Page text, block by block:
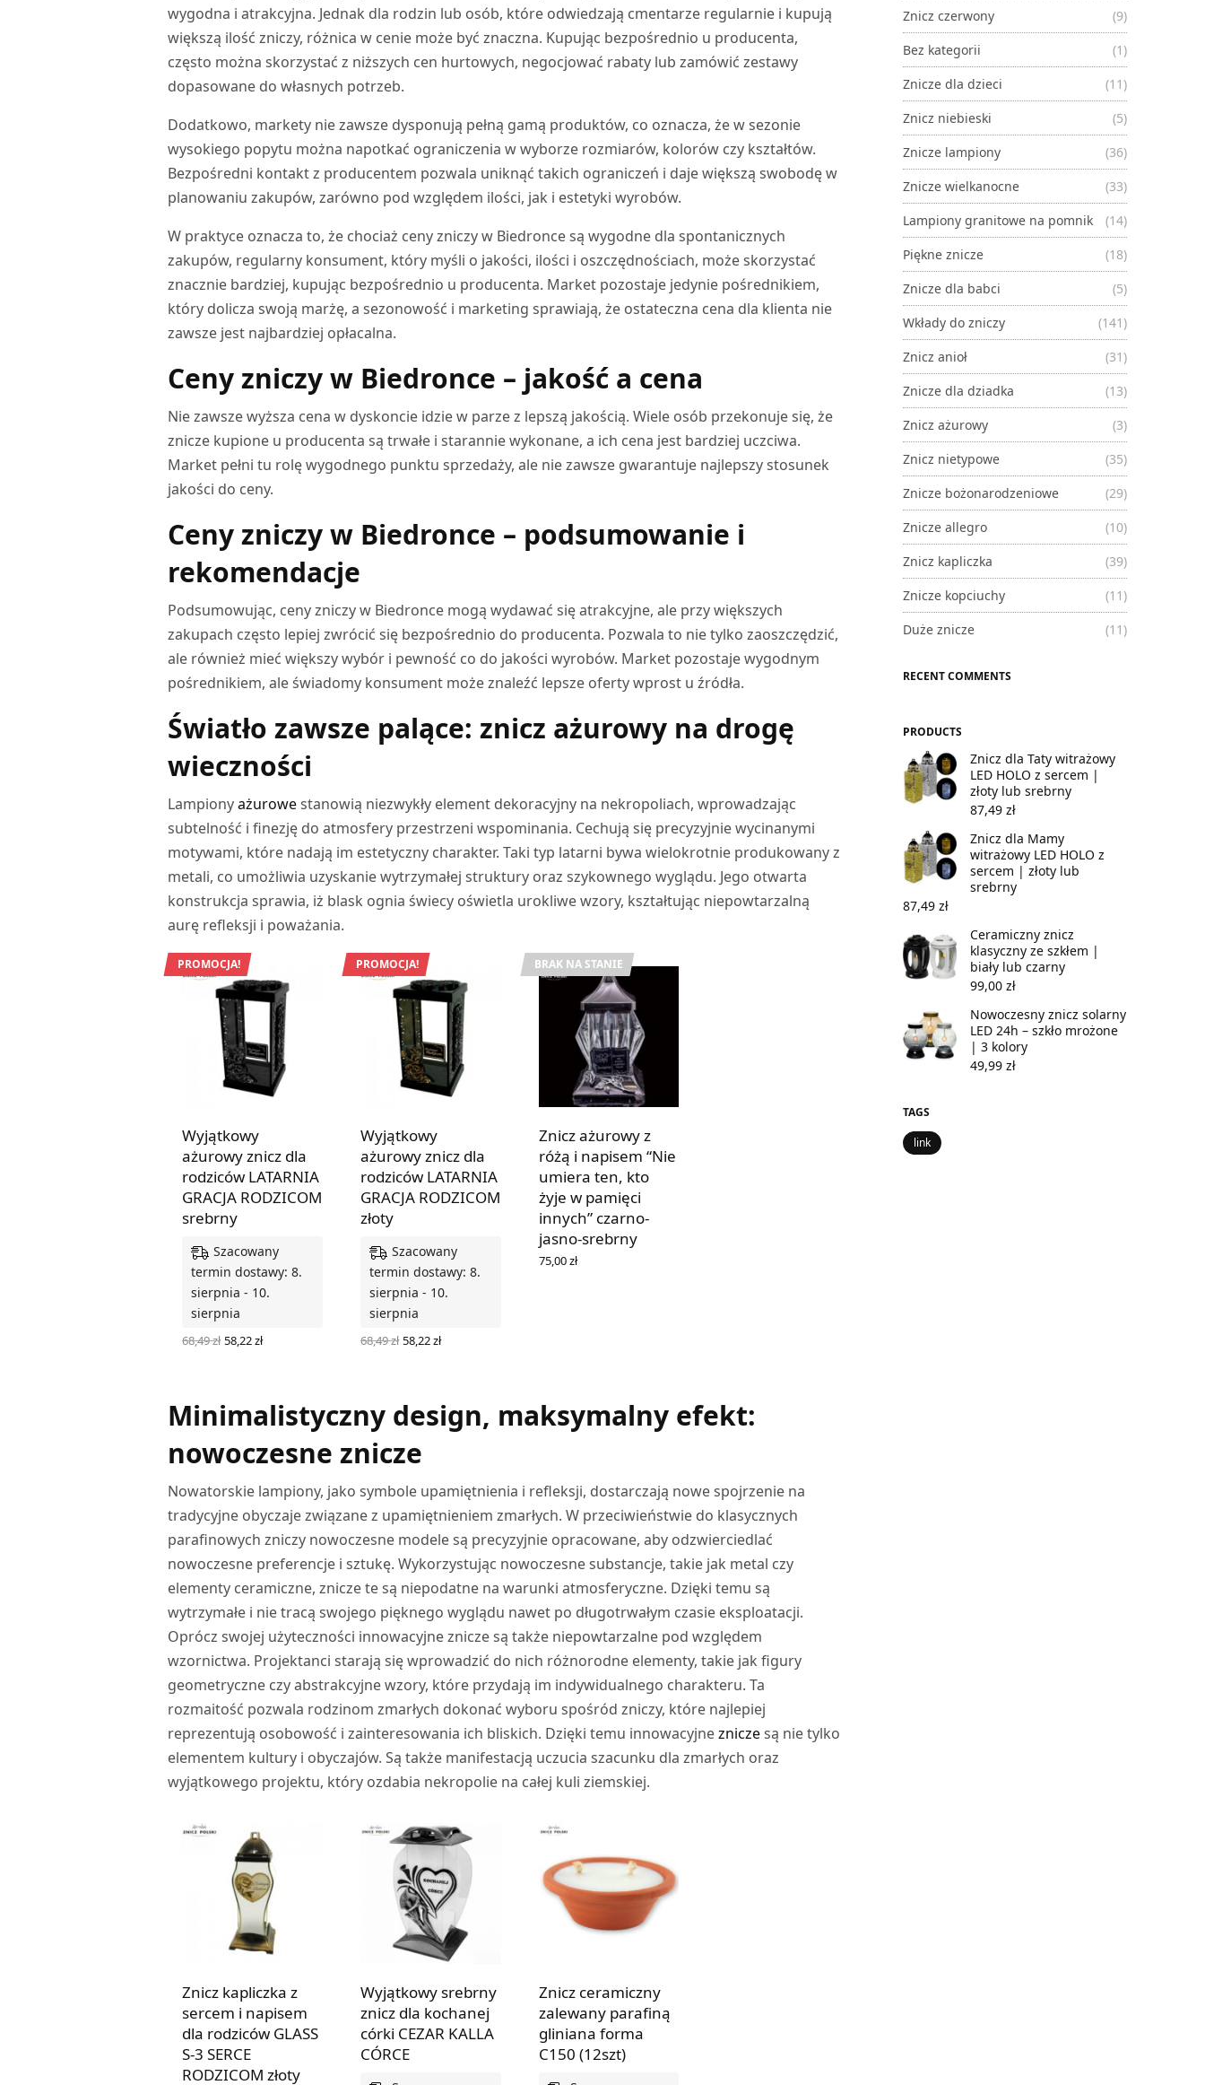
wygodna i atrakcyjna. Jednak dla rodzin lub osób, które odwiedzają cmentarze regularnie i kupują
większą ilość zniczy, różnica w cenie może być znaczna. Kupując bezpośrednio u producenta,
często można skorzystać z niższych cen hurtowych, negocjować rabaty lub zamówić zestawy
dopasowane do własnych potrzeb.
Dodatkowo, markety nie zawsze dysponują pełną gamą produktów, co oznacza, że w sezonie
wysokiego popytu można napotkać ograniczenia w wyborze rozmiarów, kolorów czy kształtów.
Bezpośredni kontakt z producentem pozwala uniknąć takich ograniczeń i daje większą swobodę w
planowaniu zakupów, zarówno pod względem ilości, jak i estetyki wyrobów.
W praktyce oznacza to, że chociaż ceny zniczy w Biedronce są wygodne dla spontanicznych
zakupów, regularny konsument, który myśli o jakości, ilości i oszczędnościach, może skorzystać
znacznie bardziej, kupując bezpośrednio u producenta. Market pozostaje jedynie pośrednikiem,
który dolicza swoją marżę, a sezonowość i marketing sprawiają, że ostateczna cena dla klienta nie
zawsze jest najbardziej opłacalna.
Ceny zniczy w Biedronce – jakość a cena
Nie zawsze wyższa cena w dyskoncie idzie w parze z lepszą jakością. Wiele osób przekonuje się, że
znicze kupione u producenta są trwałe i starannie wykonane, a ich cena jest bardziej uczciwa.
Market pełni tu rolę wygodnego punktu sprzedaży, ale nie zawsze gwarantuje najlepszy stosunek
jakości do ceny.
Ceny zniczy w Biedronce – podsumowanie i
rekomendacje
Podsumowując, ceny zniczy w Biedronce mogą wydawać się atrakcyjne, ale przy większych
zakupach często lepiej zwrócić się bezpośrednio do producenta. Pozwala to nie tylko zaoszczędzić,
ale również mieć większy wybór i pewność co do jakości wyrobów. Market pozostaje wygodnym
pośrednikiem, ale świadomy konsument może znaleźć lepsze oferty wprost u źródła.
Światło zawsze palące: znicz ażurowy na drogę
wieczności
Lampionyażurowestanowią niezwykły element dekoracyjny na nekropoliach, wprowadzając
subtelność i finezję do atmosfery przestrzeni wspominania. Cechują się precyzyjnie wycinanymi
motywami, które nadają im estetyczny charakter. Taki typ latarni bywa wielokrotnie produkowany z
metali, co umożliwia uzyskanie wytrzymałej struktury oraz szykownego wyglądu. Jego otwarta
konstrukcja sprawia, iż blask ognia świecy oświetla urokliwe wzory, kształtując niepowtarzalną
aurę refleksji i poważania.
PROMOCJA!
Wyjątkowy
ażurowy znicz dla
rodziców LATARNIA
GRACJA RODZICOM
srebrny
Szacowany
termin dostawy: 8.
sierpnia - 10.
sierpnia
68,49zł Pierwotna
cena
58,22złAktualna
PROMOCJA!
Wyjątkowy
ażurowy znicz dla
rodziców LATARNIA
GRACJA RODZICOM
złoty
Szacowany
termin dostawy: 8.
sierpnia - 10.
sierpnia
68,49zł Pierwotna
cena
58,22złAktualna
BRAK NA STANIE
Znicz ażurowy z
różą i napisem “Nie
umiera ten, kto
żyje w pamięci
innych” czarno-
jasno-srebrny
75,00zł
Minimalistyczny design, maksymalny efekt:
nowoczesne znicze
Nowatorskie lampiony, jako symbole upamiętnienia i refleksji, dostarczają nowe spojrzenie na
tradycyjne obyczaje związane z upamiętnieniem zmarłych. W przeciwieństwie do klasycznych
parafinowych zniczy nowoczesne modele są precyzyjnie opracowane, aby odzwierciedlać
nowoczesne preferencje i sztukę. Wykorzystując nowoczesne substancje, takie jak metal czy
elementy ceramiczne, znicze te są niepodatne na warunki atmosferyczne. Dzięki temu są
wytrzymałe i nie tracą swojego pięknego wyglądu nawet po długotrwałym czasie eksploatacji.
Oprócz swojej użyteczności innowacyjne znicze są także niepowtarzalne pod względem
wzornictwa. Projektanci starają się wprowadzić do nich różnorodne elementy, takie jak figury
geometryczne czy abstrakcyjne wzory, które przydają im indywidualnego charakteru. Ta
rozmaitość pozwala rodzinom zmarłych dokonać wyboru spośród zniczy, które najlepiej
reprezentują osobowość i zainteresowania ich bliskich. Dzięki temu innowacyjnezniczesą nie tylko
elementem kultury i obyczajów. Są także manifestacją uczucia szacunku dla zmarłych oraz
wyjątkowego projektu, który ozdabia nekropolie na całej kuli ziemskiej.
Znicz kapliczka z
sercem i napisem
dla rodziców GLASS
S-3 SERCE
RODZICOM złoty
Wyjątkowy srebrny
znicz dla kochanej
córki CEZAR KALLA
CÓRCE
Znicz ceramiczny
zalewany parafiną
gliniana forma
C150 (12szt)
Znicz czerwony
(9)
Bez kategorii
(1)
Znicze dla dzieci
(11)
Znicz niebieski
(5)
Znicze lampiony
(36)
Znicze wielkanocne
(33)
Lampiony granitowe na pomnik
(14)
Piękne znicze
(18)
Znicze dla babci
(5)
Wkłady do zniczy
(141)
Znicz anioł
(31)
Znicze dla dziadka
(13)
Znicz ażurowy
(3)
Znicz nietypowe
(35)
Znicze bożonarodzeniowe
(29)
Znicze allegro
(10)
Znicz kapliczka
(39)
Znicze kopciuchy
(11)
Duże znicze
(11)
RECENT COMMENTS
PRODUCTS
Znicz dla Taty witrażowy
LED HOLO z sercem |
złoty lub srebrny
87,49 zł
Znicz dla Mamy
witrażowy LED HOLO z
sercem | złoty lub
srebrny
87,49 zł
Ceramiczny znicz
klasyczny ze szkłem |
biały lub czarny
99,00 zł
Nowoczesny znicz solarny
LED 24h – szkło mrożone
| 3 kolory
49,99 zł
TAGS
link